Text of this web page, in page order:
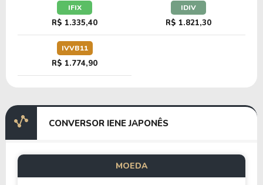
IFIX
R$ 1.335,40
IDIV
R$ 1.821,30
IVVB11
R$ 1.774,90
CONVERSOR IENE JAPONÊS
MOEDA